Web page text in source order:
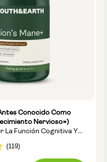
Conocido Como
Nervioso»)
La Función Cognitiva Y
Mental